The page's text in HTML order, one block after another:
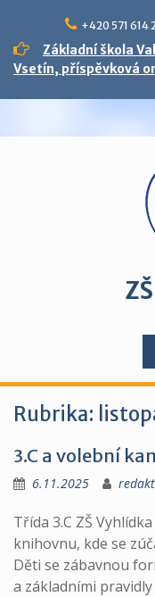
content
+420 571 614
Základní škola
Vsetín, příspěvková
Rubrika:
3.C a volební
6.11.2025
Třída 3.C ZŠ
knihovnu, kde se
Děti se zábavnou
a základními